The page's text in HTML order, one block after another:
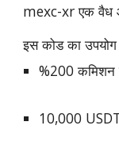
mexc-xr एक वैध
इस कोड का
%200 कमिशन
10,000